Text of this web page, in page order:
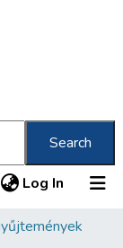
Search
Log In (current)